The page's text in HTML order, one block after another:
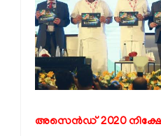
അസെന്‍ഡ് 2020